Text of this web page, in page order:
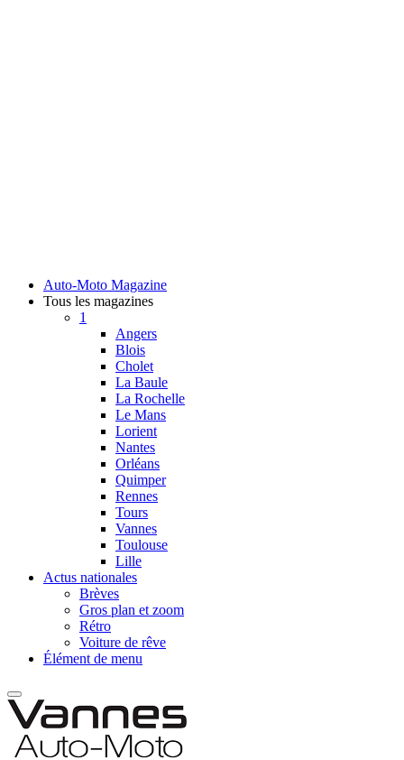
Auto-Moto Magazine
Tous les magazines
1
Angers
Blois
Cholet
La Baule
La Rochelle
Le Mans
Lorient
Nantes
Orléans
Quimper
Rennes
Tours
Vannes
Toulouse
Lille
Actus nationales
Brèves
Gros plan et zoom
Rétro
Voiture de rêve
Élément de menu